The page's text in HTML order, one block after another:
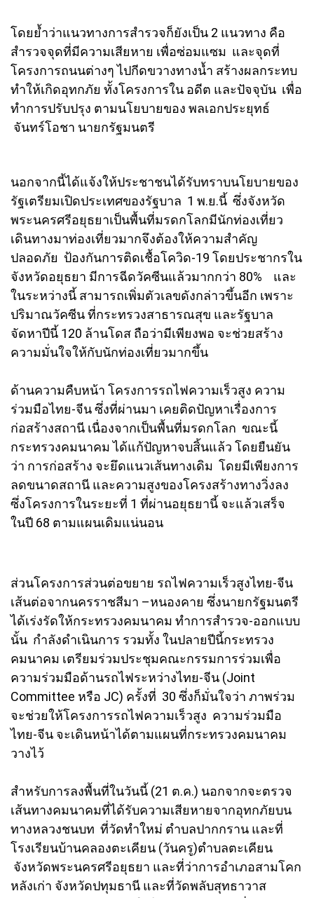
โดยย้ำว่าแนวทางการสำรวจก็ยังเป็น 2 แนวทาง คือ
สำรวจจุดที่มีความเสียหาย เพื่อซ่อมแซม และจุดที่
โครงการถนนต่างๆ ไปกีดขวางทางน้ำ สร้างผลกระทบ
ทำให้เกิดอุทกภัย ทั้งโครงการใน อดีต และปัจจุบัน เพื่อ
ทำการปรับปรุง ตามนโยบายของ พลเอกประยุทธ์
จันทร์โอชา นายกรัฐมนตรี
นอกจากนี้ได้แจ้งให้ประชาชนได้รับทราบนโยบายของ
รัฐเตรียมเปิดประเทศของรัฐบาล 1 พ.ย.นี้ ซึ่งจังหวัด
พระนครศรีอยุธยาเป็นพื้นที่มรดกโลกมีนักท่องเที่ยว
เดินทางมาท่องเที่ยวมากจึงต้องให้ความสำคัญ
ปลอดภัย ป้องกันการติดเชื้อโควิด-19 โดยประชากรใน
จังหวัดอยุธยา มีการฉีดวัคซีนแล้วมากกว่า 80% และ
ในระหว่างนี้ สามารถเพิ่มตัวเลขดังกล่าวขึ้นอีก เพราะ
ปริมาณวัคซีน ที่กระทรวงสาธารณสุข และรัฐบาล
จัดหาปีนี้ 120 ล้านโดส ถือว่ามีเพียงพอ จะช่วยสร้าง
ความมั่นใจให้กับนักท่องเที่ยวมากขึ้น
ด้านความคืบหน้า โครงการรถไฟความเร็วสูง ความ
ร่วมมือไทย-จีน ซึ่งที่ผ่านมา เคยติดปัญหาเรื่องการ
ก่อสร้างสถานี เนื่องจากเป็นพื้นที่มรดกโลก ขณะนี้
กระทรวงคมนาคม ได้แก้ปัญหาจบสิ้นแล้ว โดยยืนยัน
ว่า การก่อสร้าง จะยึดแนวเส้นทางเดิม โดยมีเพียงการ
ลดขนาดสถานี และความสูงของโครงสร้างทางวิ่งลง
ซึ่งโครงการในระยะที่ 1 ที่ผ่านอยุธยานี้ จะแล้วเสร็จ
ในปี 68 ตามแผนเดิมแน่นอน
ส่วนโครงการส่วนต่อขยาย รถไฟความเร็วสูงไทย-จีน
เส้นต่อจากนครราชสีมา –หนองคาย ซึ่งนายกรัฐมนตรี
ได้เร่งรัดให้กระทรวงคมนาคม ทำการสำรวจ-ออกแบบ
นั้น กำลังดำเนินการ รวมทั้ง ในปลายปีนี้กระทรวง
คมนาคม เตรียมร่วมประชุมคณะกรรมการร่วมเพื่อ
ความร่วมมือด้านรถไฟระหว่างไทย-จีน (Joint
Committee หรือ JC) ครั้งที่ 30 ซึ่งก็มั่นใจว่า ภาพร่วม
จะช่วยให้โครงการรถไฟความเร็วสูง ความร่วมมือ
ไทย-จีน จะเดินหน้าได้ตามแผนที่กระทรวงคมนาคม
วางไว้
สำหรับการลงพื้นที่ในวันนี้ (21 ต.ค.) นอกจากจะตรวจ
เส้นทางคมนาคมที่ได้รับความเสียหายจากอุทกภัยบน
ทางหลวงชนบท ที่วัดทำใหม่ ตำบลปากกราน และที่
โรงเรียนบ้านคลองตะเคียน (วันครู)ตำบลตะเคียน
จังหวัดพระนครศรีอยุธยา และที่ว่าการอำเภอสามโคก
หลังเก่า จังหวัดปทุมธานี และที่วัดพลับสุทธาวาส